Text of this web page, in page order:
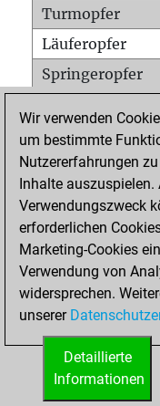
Turmopfer
Läuferopfer
Springeropfer
Matt auf
Bauer setzt
Erstickte Matts
Türme auf der
STARTSEITE
Wir verwenden
um bestimmte
Nutzererfahrungen
Inhalte
Verwendungszweck
erforderlichen
Marketing-Cookies
Verwendung von
widersprechen.
unserer
Detaillierte
Informationen